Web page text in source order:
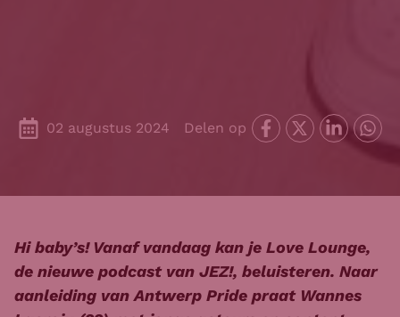
02 augustus 2024 Delen op
Hi baby’s! Vanaf vandaag kan je Love Lounge,
de nieuwe podcast van JEZ!, beluisteren. Naar
aanleiding van Antwerp Pride praat Wannes